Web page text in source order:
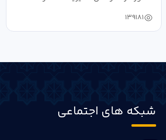
بازرسی...
139181
شبکه های اجتماعی